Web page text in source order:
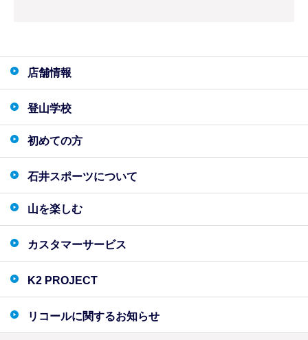
店舗情報
登山学校
初めての方
石井スポーツについて
山を楽しむ
カスタマーサービス
K2 PROJECT
リコールに関するお知らせ